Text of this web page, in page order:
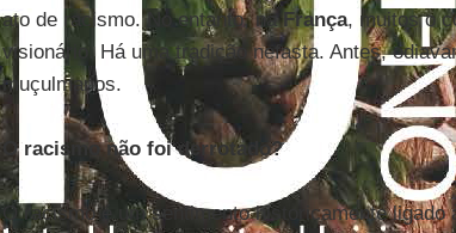
ato de racismo. No entanto, na França, muitos o
visionário. Há uma tradição nefasta. Antes,
muçulmanos.
O racismo não foi derrotado?
O racismo é um sentimento historicamente ligado